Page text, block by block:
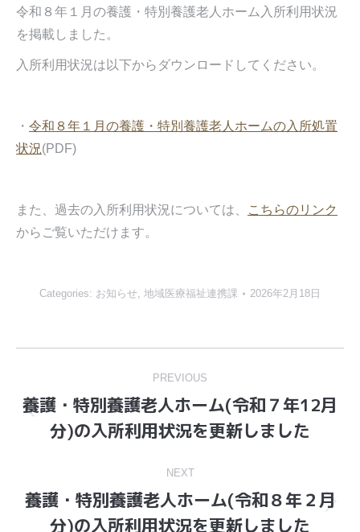
令和８年１月の養護・特別養護老人ホーム入所利用状況
を掲載しました。
入所利用状況は以下からダウンロードしてください。
・ 令和８年１月の養護・特別養護老人ホームの入所処置
状況(PDF)
また、過去の入所利用状況については、
こちらのリンク
からご覧いただけます。
Categories: お知らせ, 地域医療福祉連携課 2026年2月18日
PREVIOUS
Previous
post:
養護・特別養護老人ホーム(令和７年12月
分)の入所利用状況を更新しました
NEXT
Next
養護・特別養護老人ホーム(令和８年２月
分)の入所利用状況を更新しました